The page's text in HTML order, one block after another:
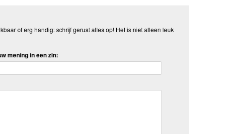
of erg handig: schrijf gerust alles op! Het is niet alleen leuk
mening in een zin: